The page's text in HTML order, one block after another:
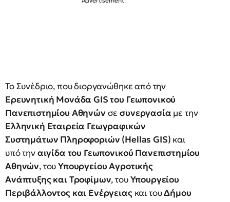
Το Συνέδριο, που διοργανώθηκε από την
Ερευνητική Μονάδα GIS του Γεωπονικού
Πανεπιστημίου Αθηνών σεσυνεργασία με την
Ελληνική Εταιρεία Γεωγραφικών
Συστημάτων Πληροφοριών (Hellas GIS) και
υπό τηναιγίδα του Γεωπονικού Πανεπιστημίου
Αθηνών, τουΥπουργείου Αγροτικής
Ανάπτυξης και Τροφίμων, τουΥπουργείου
Περιβάλλοντος και Ενέργειαςκαι τουΔήμου